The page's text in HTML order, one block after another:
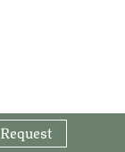
Request